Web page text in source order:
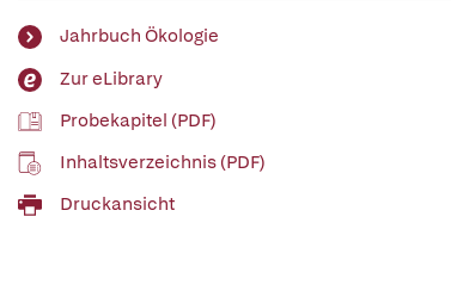
Jahrbuch Ökologie
Zur eLibrary
Probekapitel (PDF)
Inhaltsverzeichnis (PDF)
Druckansicht